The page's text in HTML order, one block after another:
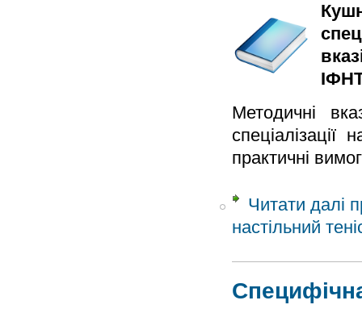
Методичні
спеціалізації
практичні
Читати далі
настільний